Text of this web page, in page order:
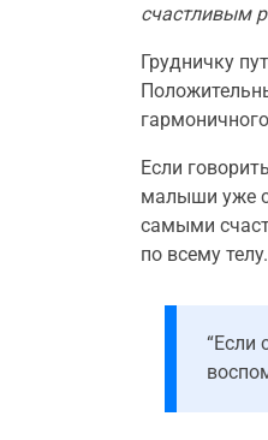
счастливым
Грудничку
Если
малыши уже
самыми
по всему
“Если